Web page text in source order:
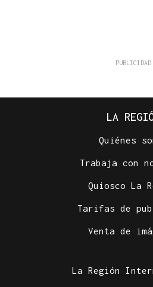
LA
Quiénes
Trabaja con
Quiosco La
Tarifas de
Venta de
La Región